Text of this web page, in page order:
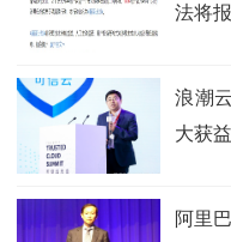
法将
浪潮
大获
阿里